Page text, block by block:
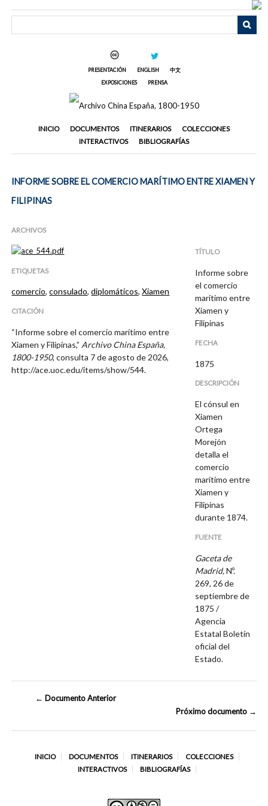
PRESENTACIÓN ENGLISH
中文
EXPOSICIONES
PRENSA
INICIO DOCUMENTOS ITINERARIOS
COLECCIONES
INTERACTIVOS
BIBLIOGRAFÍAS
INFORME SOBRE EL COMERCIO MARÍTIMO ENTRE XIAMEN Y
FILIPINAS
ARCHIVOS
ETIQUETAS
comercio,consulado,diplomáticos,Xiamen
CITACIÓN
“Informe sobre el comercio marítimo entre
Xiamen y Filipinas,” Archivo China España,
1800-1950, consulta 7 de agosto de 2026,
http://ace.uoc.edu/items/show/544.
TÍTULO
Informe sobre
el comercio
marítimo entre
Xiamen y
Filipinas
FECHA
1875
DESCRIPCIÓN
El cónsul en
Xiamen
Ortega
Morejón
detalla el
comercio
marítimo entre
Xiamen y
Filipinas
durante 1874.
FUENTE
Gaceta de
Madrid,Nº.
269, 26 de
septiembre de
1875 /
Agencia
Estatal Boletín
oficial del
Estado.
← Documento Anterior
Próximo documento →
INICIO DOCUMENTOS ITINERARIOS
COLECCIONES
INTERACTIVOS
BIBLIOGRAFÍAS